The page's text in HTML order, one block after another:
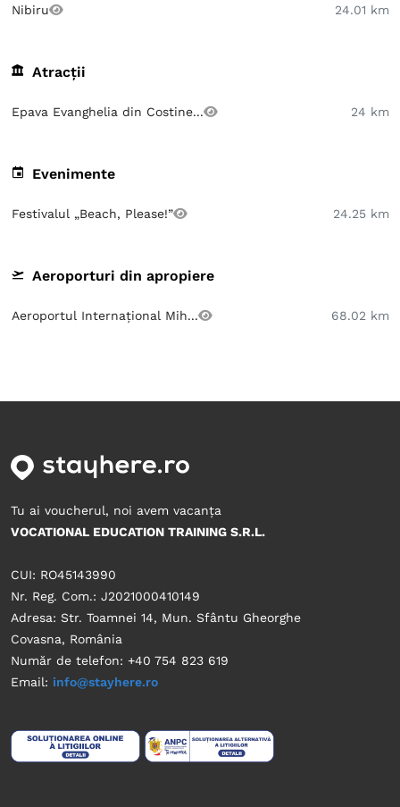
Nibiru
24.01 km
Atracții
Epava Evanghelia din Costine... 24 km
Evenimente
Festivalul „Beach, Please!” 24.25 km
Aeroporturi din apropiere
Aeroportul Internațional Mih... 68.02 km
Tu ai voucherul, noi avem vacanța
VOCATIONAL EDUCATION TRAINING S.R.L.
CUI: RO45143990
Nr. Reg. Com.: J2021000410149
Adresa: Str. Toamnei 14, Mun. Sfântu Gheorghe
Covasna, România
Număr de telefon: +40 754 823 619
Email: info@stayhere.ro